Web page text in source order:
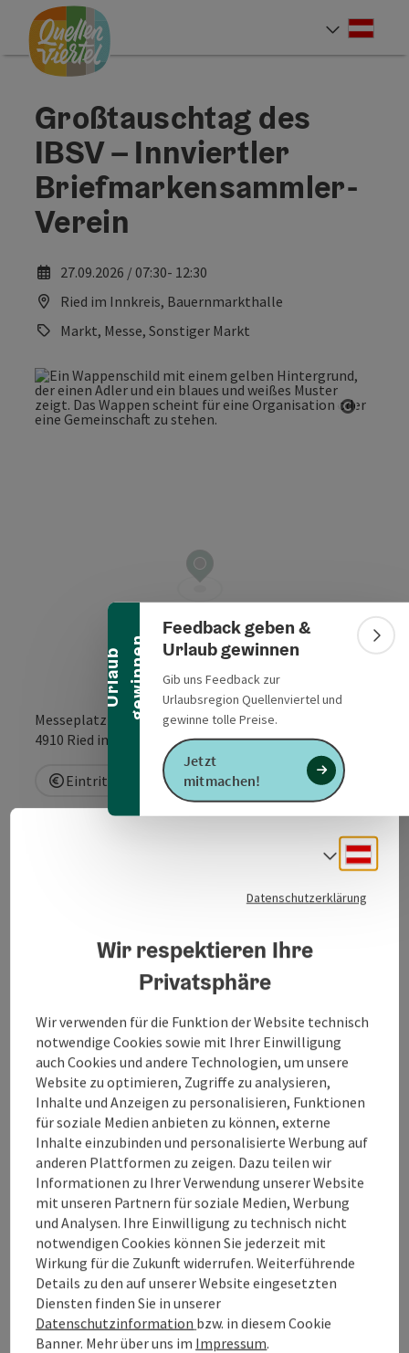
Zum Inhalt
Zur Navigation
Zum Seitenanfang
U
r
l
a
u
b
g
e
w
i
n
n
e n
Banner einklappen
Feedback geben &
Urlaub gewinnen
Gib uns Feedback zur
Urlaubsregion Quellenviertel und
gewinne tolle Preise.
Jetzt
mitmachen!
Großtauschtag des
IBSV – Innviertler
Briefmarkensammler-
Verein
27.09.2026 / 07:30- 12:30
Ried im Innkreis, Bauernmarkthalle
Markt, Messe, Sonstiger Markt
Messeplatz 28/1
4910 Ried im Innkreis in Google
Eintritt frei
Veranstaltungsinformationen
Großtauschtag für Briefmarken, Ansichtskarten,
Notgeld, Münzen und vieles mehr. Jugendtisch mit
Wühlkiste.
Kontakt
Veranstaltungsort
Anreise/Lage
Preise
Datenschutzerklärung
Wir respektieren Ihre
Privatsphäre
Wir verwenden für die Funktion der Website technisch
notwendige Cookies sowie mit Ihrer Einwilligung
auch Cookies und andere Technologien, um unsere
Website zu optimieren, Zugriffe zu analysieren,
Inhalte und Anzeigen zu personalisieren, Funktionen
für soziale Medien anbieten zu können, externe
Inhalte einzubinden und personalisierte Werbung auf
anderen Plattformen zu zeigen. Dazu teilen wir
Informationen zu Ihrer Verwendung unserer Website
mit unseren Partnern für soziale Medien, Werbung
und Analysen. Ihre Einwilligung zu technisch nicht
notwendigen Cookies können Sie jederzeit mit
Wirkung für die Zukunft widerrufen. Weiterführende
Details zu den auf unserer Website eingesetzten
Diensten finden Sie in unserer
Datenschutzinformation bzw. in diesem Cookie
Banner. Mehr über uns im Impressum.